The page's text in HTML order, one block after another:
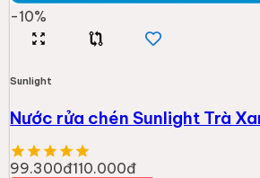
-10%
Sunlight
Nước rửa chén Sunlight Trà
99.300đ110.000đ